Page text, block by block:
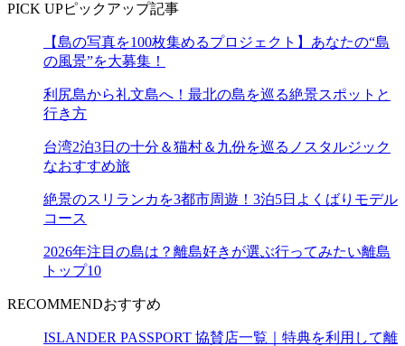
PICK UPピックアップ記事
【島の写真を100枚集めるプロジェクト】あなたの“島
の風景”を大募集！
利尻島から礼文島へ！最北の島を巡る絶景スポットと
行き方
台湾2泊3日の十分＆猫村＆九份を巡るノスタルジック
なおすすめ旅
絶景のスリランカを3都市周遊！3泊5日よくばりモデル
コース
2026年注目の島は？離島好きが選ぶ行ってみたい離島
トップ10
RECOMMENDおすすめ
ISLANDER PASSPORT 協賛店一覧｜特典を利用して離